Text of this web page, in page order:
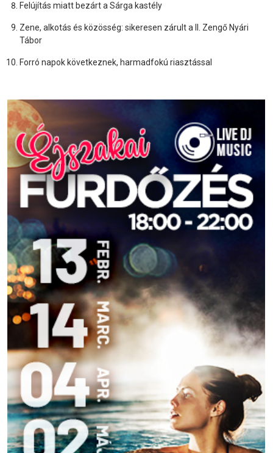
Felújítás miatt bezárt a Sárga kastély
Zene, alkotás és közösség: sikeresen zárult a II. Zengő Nyári
Tábor
Forró napok következnek, harmadfokú riasztással